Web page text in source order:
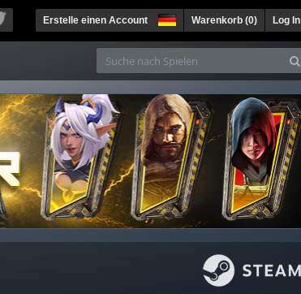
Erstelle einen Account Warenkorb (0) Log In